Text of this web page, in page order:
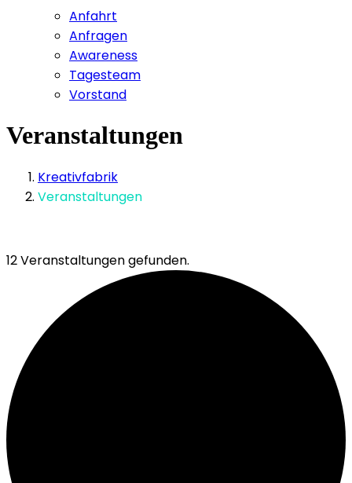
Anfahrt
Anfragen
Awareness
Tagesteam
Vorstand
Veranstaltungen
Kreativfabrik
Veranstaltungen
12 Veranstaltungen gefunden.